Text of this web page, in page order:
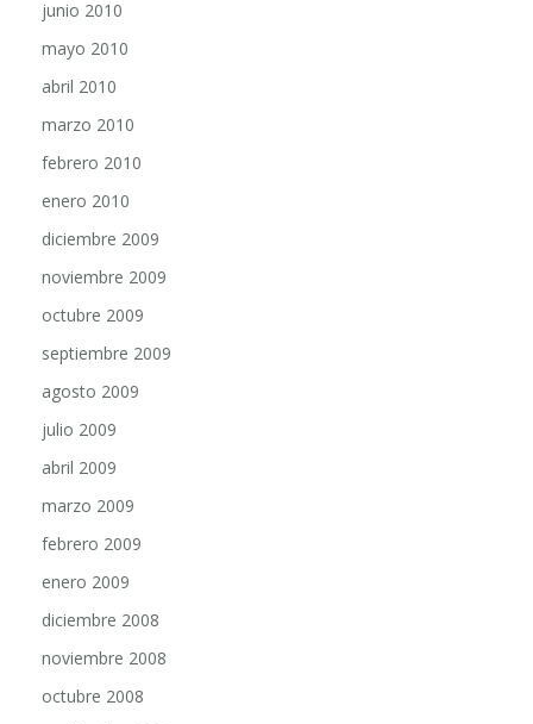
mayo 2010
abril 2010
marzo 2010
febrero 2010
enero 2010
diciembre 2009
noviembre 2009
octubre 2009
septiembre 2009
agosto 2009
julio 2009
abril 2009
marzo 2009
febrero 2009
enero 2009
diciembre 2008
noviembre 2008
octubre 2008
septiembre 2008